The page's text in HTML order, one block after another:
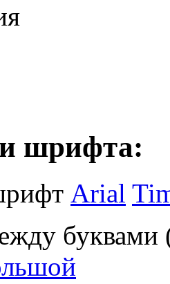
шрифта:
Arial
буквами